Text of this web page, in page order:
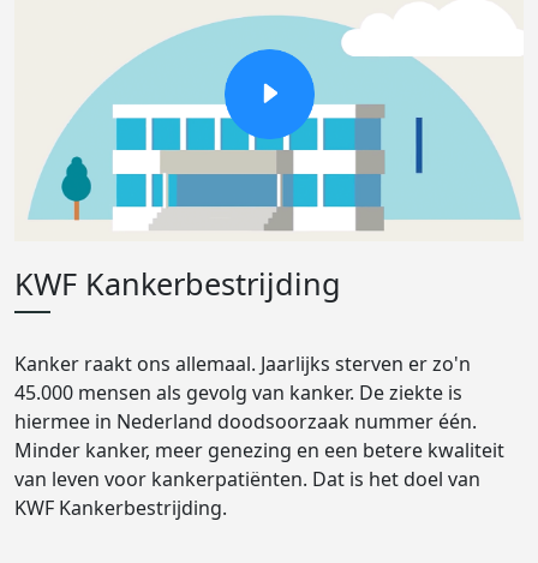
KWF Kankerbestrijding
Kanker raakt ons allemaal. Jaarlijks sterven er zo'n
45.000 mensen als gevolg van kanker. De ziekte is
hiermee in Nederland doodsoorzaak nummer één.
Minder kanker, meer genezing en een betere kwaliteit
van leven voor kankerpatiënten. Dat is het doel van
KWF Kankerbestrijding.